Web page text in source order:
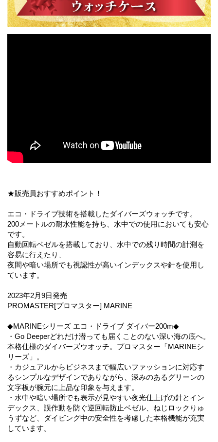
★販売員おすすめポイント！
エコ・ドライブ技術を搭載したダイバーズウォッチです。
200メートルの耐水性能を持ち、水中での使用においても安心
です。
自動回転ベゼルを搭載しており、水中での残り時間の計測を
容易に行えたり、
夜間や暗い場所でも視認性が高いインデックスや針を使用し
ています。
2023年2月9日発売
PROMASTER[プロマスター] MARINE
◆MARINEシリーズ エコ・ドライブ ダイバー200m◆
・Go Deeperどれだけ潜っても届くことのない深い海の底へ。
本格仕様のダイバーズウオッチ。プロマスター「MARINEシ
リーズ」。
・カジュアルからビジネスまで幅広いファッションに対応す
るシンプルなデザインでありながら、深みのあるグリーンの
文字板が腕元に上品な印象を与えます。
・水中や暗い場所でも表示が見やすい夜光仕上げの針とイン
デックス、誤作動を防ぐ逆回転防止ベゼル、ねじロックりゅ
うずなど、ダイビング中の安全性を考慮した本格機能が充実
しています。